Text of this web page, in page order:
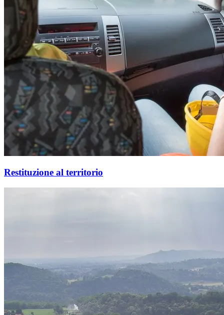
Restituzione al territorio